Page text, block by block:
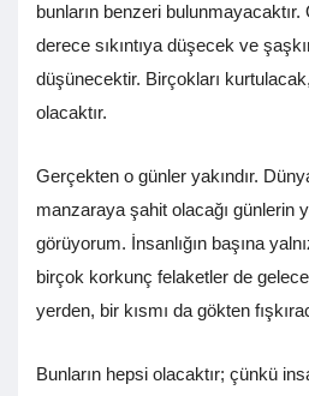
bunların benzeri
derece sıkıntıya düşecek ve
düşünecektir. Birçokları
olacaktır.
Gerçekten o günler yakındır.
manzaraya şahit olacağı günlerin
görüyorum. İnsanlığın başına
birçok korkunç felaketler de
yerden, bir kısmı da gökten
Bunların hepsi olacaktır; çünkü